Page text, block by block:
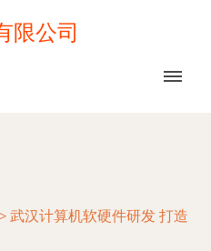
限公司
> 武汉计算机软硬件研发 打造